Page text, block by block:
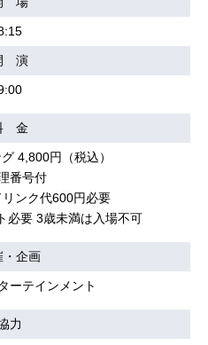
演
金
4,800円（税込）
番号付
ンク代600円必要
必要 3歳未満は入場不可
・企画
ーテインメント
力